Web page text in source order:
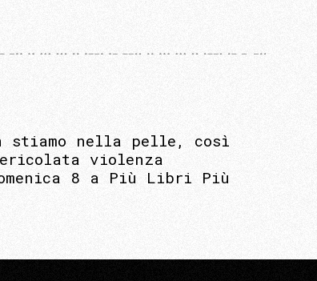
stiamo nella pelle, così
violenza
8 a Più Libri Più